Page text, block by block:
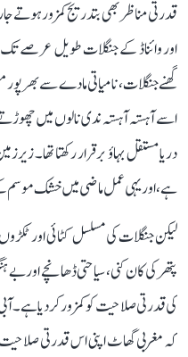
قدرتی مناظر بھی بتدریج کمزور ہوتے جا
اور وائناڈ کے جنگلات طویل عرصے تک
گھنے جنگلات، نامیاتی مادے سے
اسے آہستہ آہستہ ندی نالوں میں
دریا مستقل بہاؤ برقرار رکھتا تھا۔
ہے، اور یہی عمل ماضی میں خشک موسم
لیکن جنگلات کی مسلسل کٹائی اور
پتھر کی کان کنی، سیاحتی ڈھانچے اور
کی قدرتی صلاحیت کو کمزور کر دیا ہے۔
کہ مغربی گھاٹ اپنی اس قدرتی